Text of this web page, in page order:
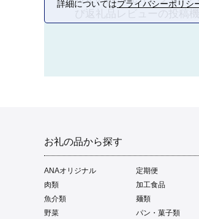
06 ⑥
環
07 ⑦
お礼の品から探す
ANAオリジナル 定期便
肉類
加工食品
魚介類
麺類
野菜
パン・菓子類
詳細についてはプライバシーポリシ